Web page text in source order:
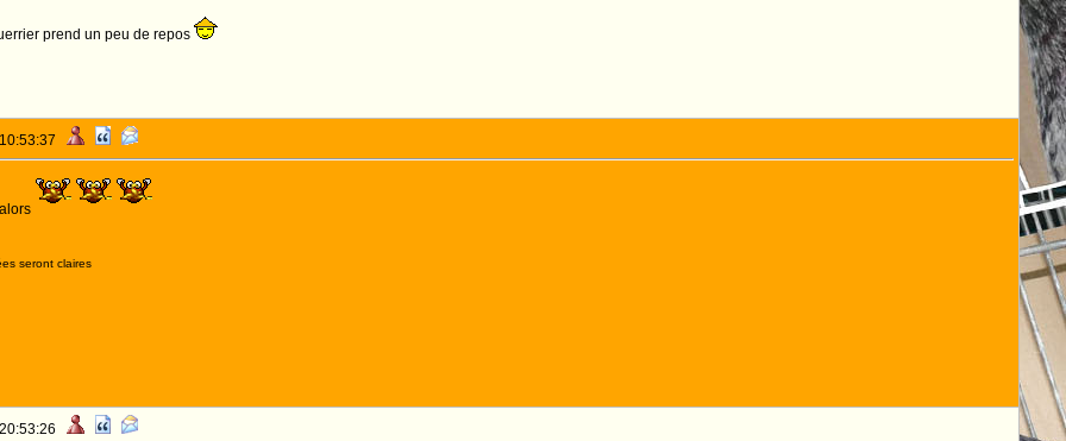
prend un peu de repos
seront claires